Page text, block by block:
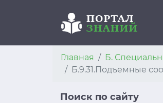
Главная
Б.
Б.9.31.Подъемные
Поиск по сайту